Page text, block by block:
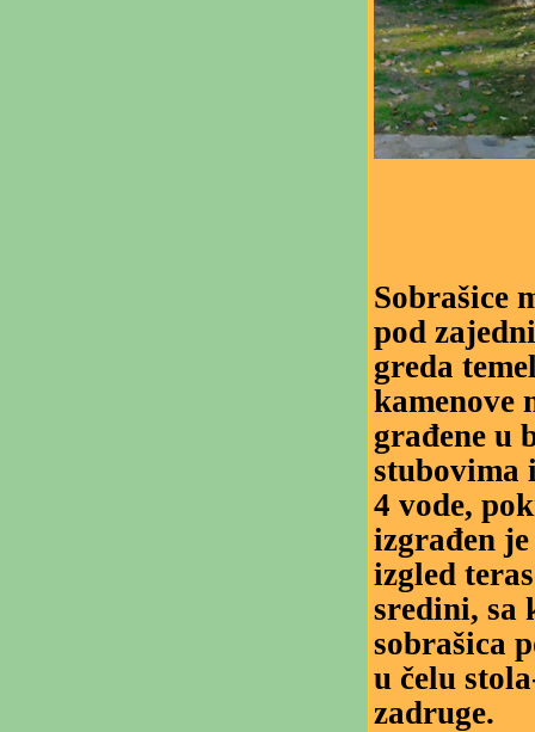
Sobrašice
pod
greda
kamenove
građene u
stubovima
4 vode,
izgrađen
izgled
sredini, sa
sobrašica
u čelu
zadruge.